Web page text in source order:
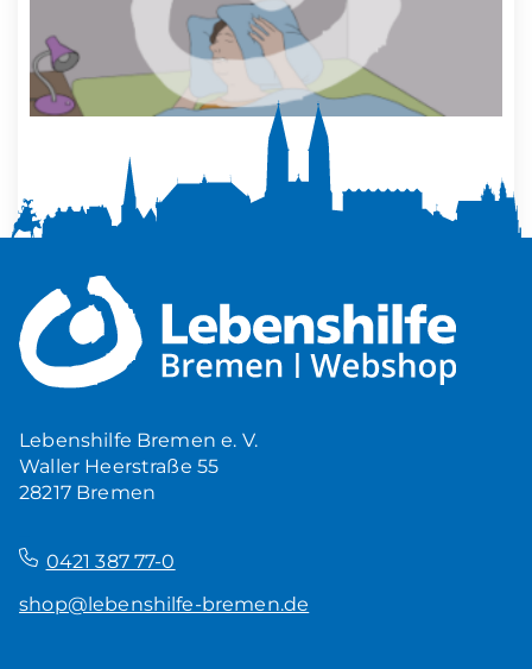
Mehr Ruhe zuhause
5,00€
Lebenshilfe Bremen e. V.
Waller Heerstraße 55
28217 Bremen
0421 387 77-0
shop@lebenshilfe-bremen.de